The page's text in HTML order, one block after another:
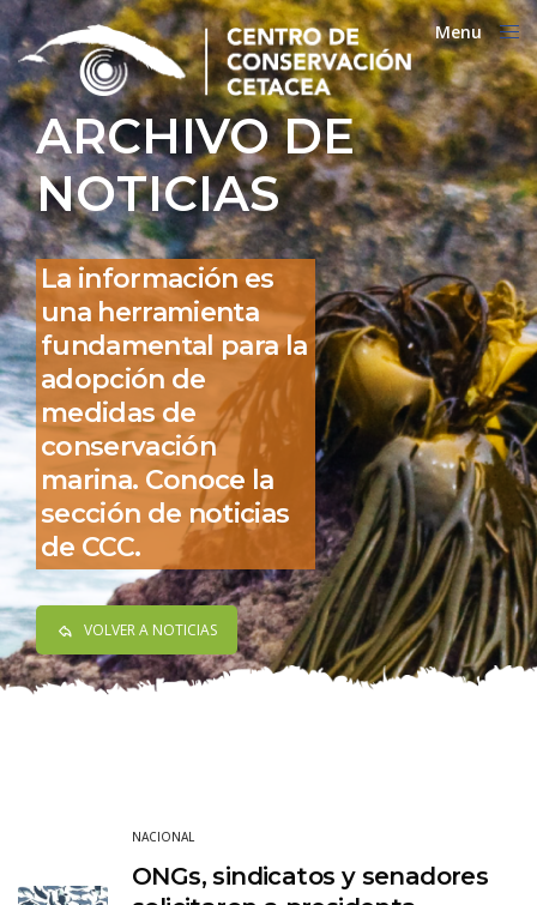
ARCHIVO DE
NOTICIAS
La información es
una herramienta
fundamental para la
adopción de
medidas de
conservación
marina. Conoce la
sección de noticias
de CCC.
VOLVER A NOTICIAS
Menu
Close
NACIONAL
ONGs, sindicatos y senadores